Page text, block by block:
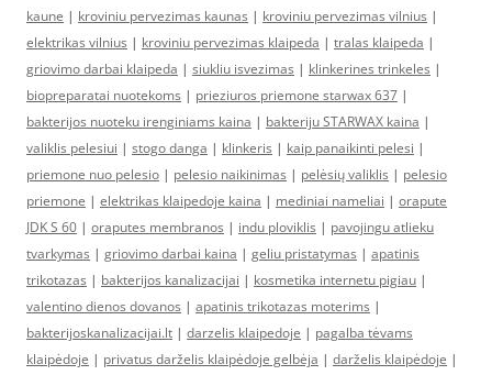
kaune | kroviniu pervezimas kaunas | kroviniu pervezimas vilnius |
elektrikas vilnius | kroviniu pervezimas klaipeda | tralas klaipeda |
griovimo darbai klaipeda | siukliu isvezimas | klinkerines trinkeles |
biopreparatai nuotekoms | prieziuros priemone starwax 637 |
bakterijos nuoteku irenginiams kaina | bakteriju STARWAX kaina |
valiklis pelesiui | stogo danga | klinkeris | kaip panaikinti pelesi |
priemone nuo pelesio | pelesio naikinimas | pelėsių valiklis | pelesio
priemone | elektrikas klaipedoje kaina | mediniai nameliai | orapute
JDK S 60 | oraputes membranos | indu ploviklis | pavojingu atlieku
tvarkymas | griovimo darbai kaina | geliu pristatymas | apatinis
trikotazas | bakterijos kanalizacijai | kosmetika internetu pigiau |
valentino dienos dovanos | apatinis trikotazas moterims |
bakterijoskanalizacijai.lt | darzelis klaipedoje | pagalba tėvams
klaipėdoje | privatus darželis klaipėdoje gelbėja | darželis klaipėdoje |